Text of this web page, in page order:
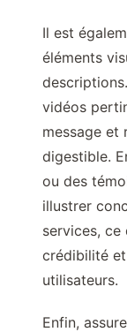
Il est
éléments
vidéos
message et
digestible.
ou des
illustrer
services,
crédibilité
utilisateurs.
Enfin,